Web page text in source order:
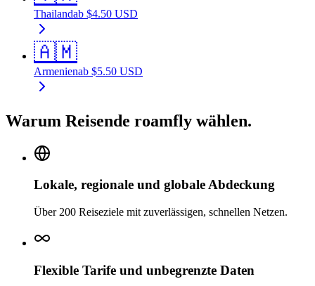
Thailandab $4.50 USD
🇦🇲
Armenienab $5.50 USD
Warum Reisende roamfly wählen.
Lokale, regionale und globale Abdeckung
Über 200 Reiseziele mit zuverlässigen, schnellen Netzen.
Flexible Tarife und unbegrenzte Daten